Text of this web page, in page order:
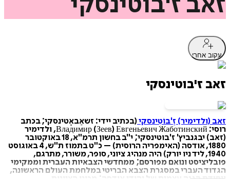
עקוב אחרי
זאב ז'בוטינסקי
זאב (ולדימיר) זַ'בּוֹטִינסקי (בכתיב יידי: זשאַבאָטינסקי; בכתב
רוסי: Владимир (Зеев) Евгеньевич Жаботинский, ולדימיר
(זאב) יבגנביץ' ז'בוטינסקי; י"ב בחשון תרמ"א, 18 באוקטובר
1880, אודסה (האימפריה הרוסית) – כ"ט בתמוז ת"ש, 4 באוגוסט
1940, ליד ניו יורק) היה מנהיג ציוני, סופר, משורר, מתרגם,
פובליציסט ונואם מפורסם; ממחדשי הצבאיות העברית וממקימי
הגדוד העברי במסגרת הצבא הבריטי במלחמת העולם הראשונה,